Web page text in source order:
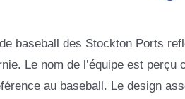
baseball des Stockton Ports
Le nom de l’équipe est
au baseball. Le design